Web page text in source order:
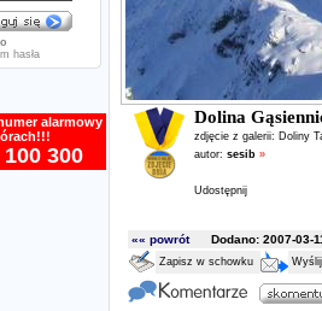
hasła
alarmowy
300
Dolina
zdjęcie z galerii: Doliny
autor: sesib »
Udostępnij
«« powrótDodano: 2007-03-
Zapisz w schowku